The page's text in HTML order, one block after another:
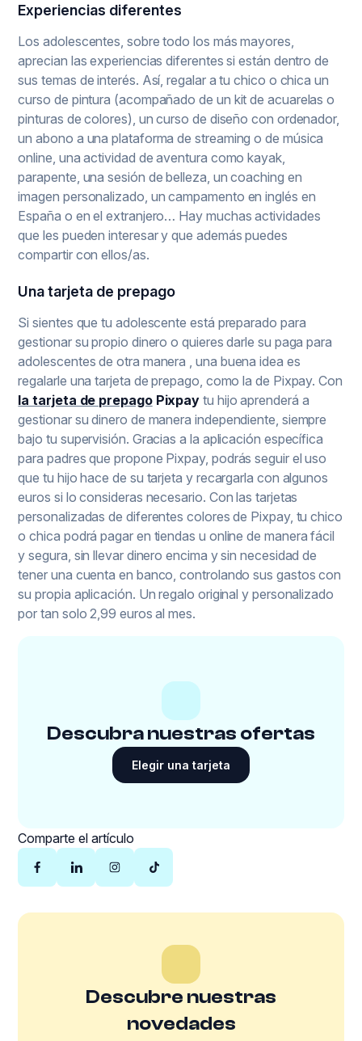
Descubra nuestras ofertas
Elegir una tarjeta
Comparte el artículo
Experiencias diferentes
Los adolescentes, sobre todo los más mayores,
aprecian las experiencias diferentes si están dentro de
sus temas de interés. Así, regalar a tu chico o chica un
curso de pintura (acompañado de un kit de acuarelas o
pinturas de colores), un curso de diseño con ordenador,
un abono a una plataforma de streaming o de música
online, una actividad de aventura como kayak,
parapente, una sesión de belleza, un coaching en
imagen personalizado, un campamento en inglés en
España o en el extranjero… Hay muchas actividades
que les pueden interesar y que además puedes
compartir con ellos/as.
Una tarjeta de prepago
Si sientes que tu adolescente está preparado para
gestionar su propio dinero o quieres darle su paga para
adolescentes de otra manera , una buena idea es
regalarle una tarjeta de prepago, como la de Pixpay. Con
la tarjeta de prepagoPixpay tu hijo aprenderá a
gestionar su dinero de manera independiente, siempre
bajo tu supervisión. Gracias a la aplicación específica
para padres que propone Pixpay, podrás seguir el uso
que tu hijo hace de su tarjeta y recargarla con algunos
euros si lo consideras necesario. Con las tarjetas
personalizadas de diferentes colores de Pixpay, tu chico
o chica podrá pagar en tiendas u online de manera fácil
y segura, sin llevar dinero encima y sin necesidad de
tener una cuenta en banco, controlando sus gastos con
su propia aplicación. Un regalo original y personalizado
por tan solo 2,99 euros al mes.
Descubre nuestras
novedades